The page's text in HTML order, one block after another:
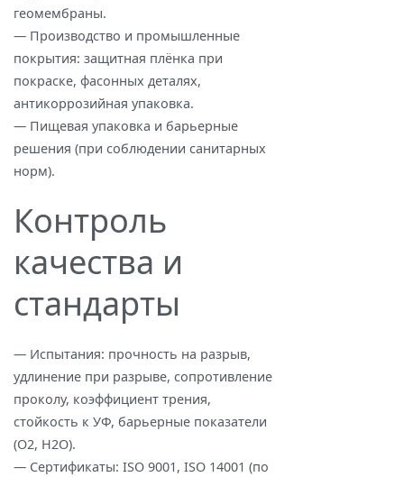
геомембраны.
— Производство и промышленные
покрытия: защитная плёнка при
покраске, фасонных деталях,
антикоррозийная упаковка.
— Пищевая упаковка и барьерные
решения (при соблюдении санитарных
норм).
Контроль
качества и
стандарты
— Испытания: прочность на разрыв,
удлинение при разрыве, сопротивление
проколу, коэффициент трения,
стойкость к УФ, барьерные показатели
(O2, H2O).
— Сертификаты: ISO 9001, ISO 14001 (по